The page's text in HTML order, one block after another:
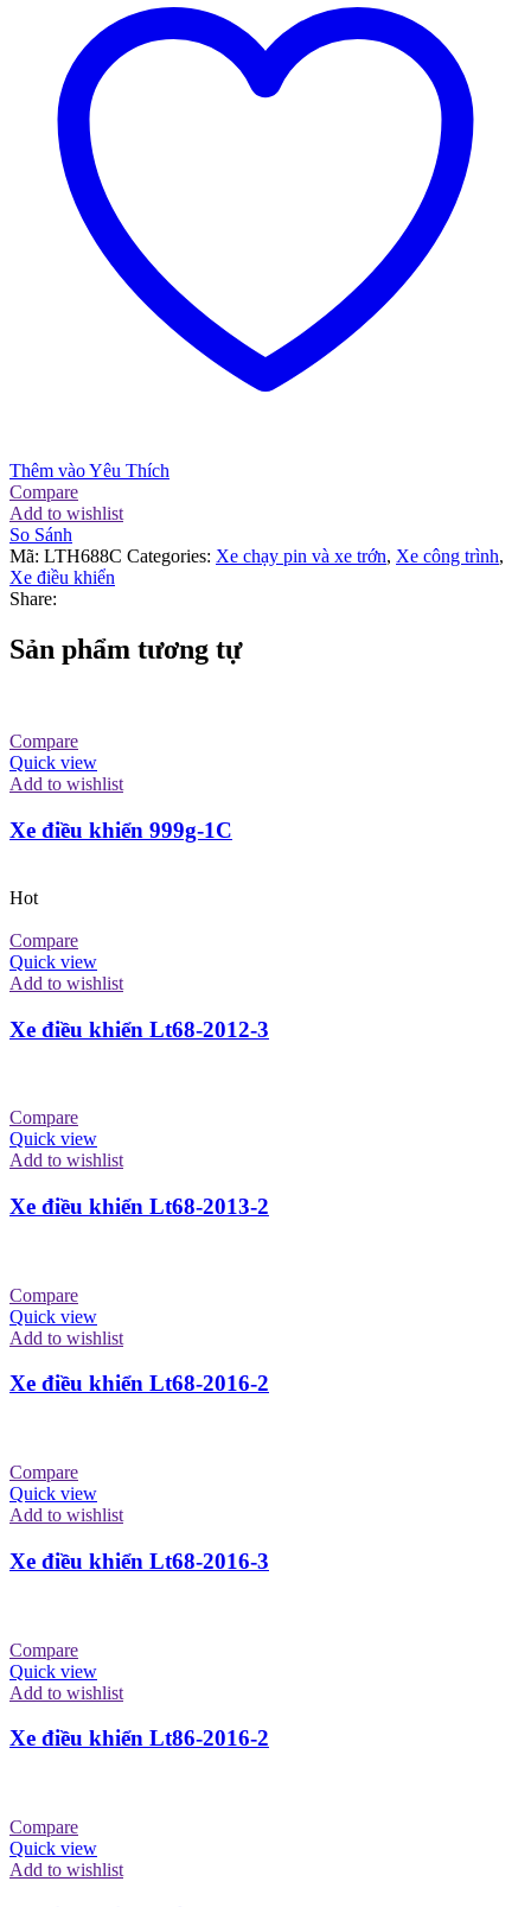
Thêm vào Yêu Thích
Compare
Add to wishlist
So Sánh
Mã: LTH688C Categories: Xe chạy pin và xe trớn, Xe công trình,
Xe điều khiển
Share:
Sản phẩm tương tự
Compare
Quick view
Add to wishlist
Xe điều khiển 999g-1C
Hot
Compare
Quick view
Add to wishlist
Xe điều khiển Lt68-2012-3
Compare
Quick view
Add to wishlist
Xe điều khiển Lt68-2013-2
Compare
Quick view
Add to wishlist
Xe điều khiển Lt68-2016-2
Compare
Quick view
Add to wishlist
Xe điều khiển Lt68-2016-3
Compare
Quick view
Add to wishlist
Xe điều khiển Lt86-2016-2
Compare
Quick view
Add to wishlist